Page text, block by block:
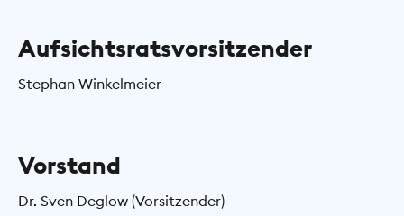
Aufsichtsratsvorsitzender
Stephan Winkelmeier
Vorstand
Dr. Sven Deglow (Vorsitzender)